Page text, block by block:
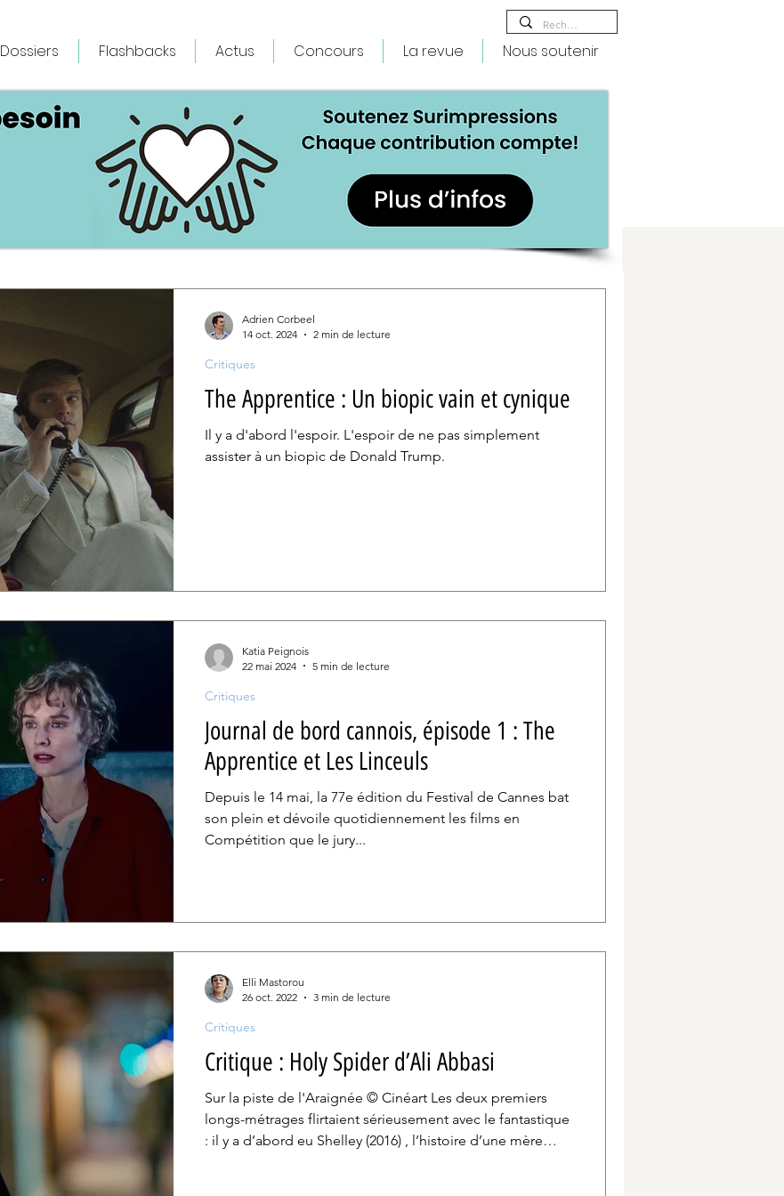
Dossiers Flashbacks Actus Concours La revue Nous soutenir
The Apprentice : Un biopic vain et cynique
Il y a d'abord l'espoir. L'espoir de ne pas simplement
assister à un biopic de Donald Trump.
Critiques
Adrien Corbeel
14 oct. 2024
2 min de lecture
Journal de bord cannois, épisode 1 : The
Apprentice et Les Linceuls
Depuis le 14 mai, la 77e édition du Festival de Cannes bat
son plein et dévoile quotidiennement les films en
Compétition que le jury...
Critiques
Katia Peignois
22 mai 2024
5 min de lecture
Critique : Holy Spider d’Ali Abbasi
Sur la piste de l'Araignée © Cinéart Les deux premiers
longs-métrages flirtaient sérieusement avec le fantastique
: il y a d’abord eu Shelley (2016) , l’histoire d’une mère
Critiques
Elli Mastorou
26 oct. 2022
3 min de lecture